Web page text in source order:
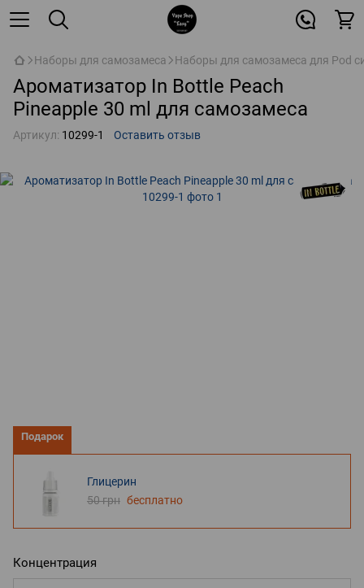
Наборы для самозамеса Наборы для самозамеса для Pod
Ароматизатор In Bottle Peach
Pineapple 30 ml для самозамеса
Артикул: 10299-1 Оставить отзыв
Подарок
Глицерин
50 грн бесплатно
Концентрация